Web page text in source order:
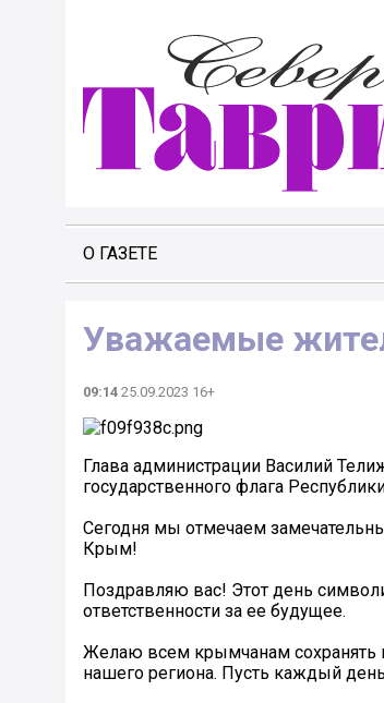
О ГАЗЕТЕ
Уважаемые
09:14 25.09.2023 16+
Глава администрации Василий
государственного флага
Сегодня мы отмечаем
Крым!
Поздравляю вас! Этот день
ответственности за ее будущее.
Желаю всем крымчанам сохранять
нашего региона. Пусть каждый